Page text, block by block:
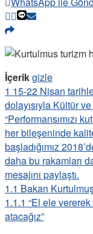
İçerikgizle
1 15-22 Nisan
dolayısıyla Kültür
“Performansımızı
her bileşeninde
başladığımız
daha bu rakamları
mesajını paylaştı.
1.1 Bakan
1.1.1 “El ele
atacağız”